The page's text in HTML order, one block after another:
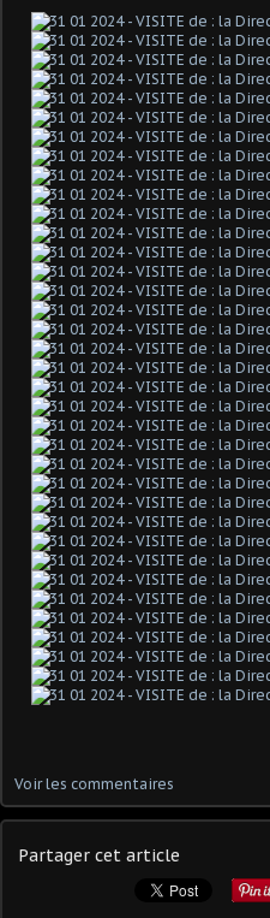
Voir les commentaires
Partager cet article